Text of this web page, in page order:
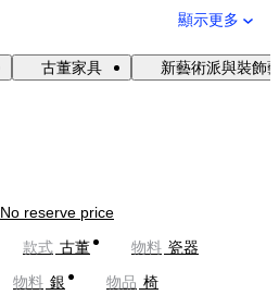
顯示更多
古董家具 新藝術派與裝飾
No reserve price
款式 古董 物料 瓷器
物料 銀 物品 椅